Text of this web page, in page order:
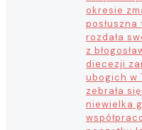
okresie
posłuszna
rozdała
z
diecezji
ubogich w
zebrała
niewielka